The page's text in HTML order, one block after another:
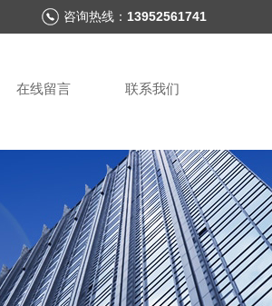
咨询热线： 13952561741
在线留言 联系我们